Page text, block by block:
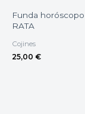
Funda
RATA
Cojines
25,00 €